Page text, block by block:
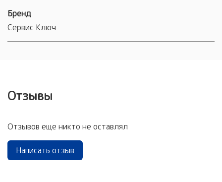
Бренд
Сервис Ключ
Отзывы
Отзывов еще никто не оставлял
Написать отзыв